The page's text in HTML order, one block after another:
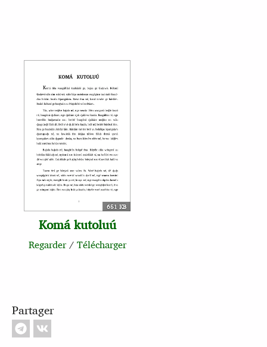
651 KB
Komá kutoluú
Regarder/Télécharger
Partager